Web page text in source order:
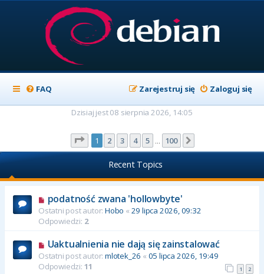
FAQ Zaloguj się
Zarejestruj się
Dzisiaj jest 08 sierpnia 2026, 14:05
Strona z100
1 2 3 4 5 100
Recent Topics
podatność zwana 'hollowbyte'
Ostatni post autor: Hobo « 29 lipca 2026, 09:32
Odpowiedzi: 2
Uaktualnienia nie dają się zainstalować
Ostatni post autor: mlotek_26 « 05 lipca 2026, 19:49
Odpowiedzi: 11 1 2